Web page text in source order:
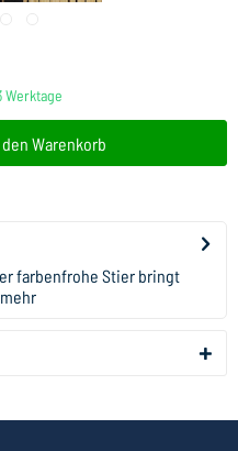
Warenkorb
farbenfrohe Stier bringt
mehr